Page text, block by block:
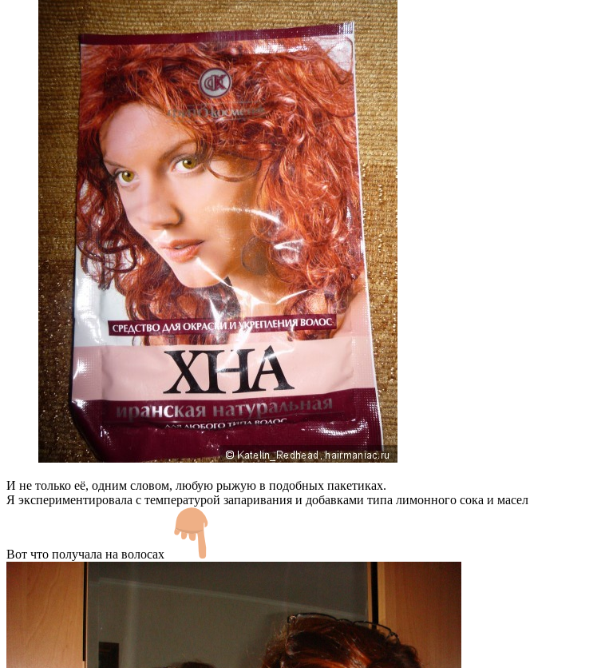
И не только её, одним словом, любую рыжую в подобных пакетиках.
Я экспериментировала с температурой запаривания и добавками типа лимонного сока и масел
Вот что получала на волосах